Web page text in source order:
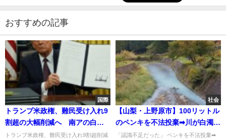
おすすめの記事
国際
トランプ米政権、難民受け入れ9
割超の大幅削減へ 南アの白人
受け入れを優先
トランプ米政権、難民受け入れ9割超削減
社会
【山梨・上野原市】100リットル
のペンキを不法投棄➡川が白濁➡
魚約10匹死ぬ 県が投棄した男性
「認識不足だった」 ペンキを不法投棄➡